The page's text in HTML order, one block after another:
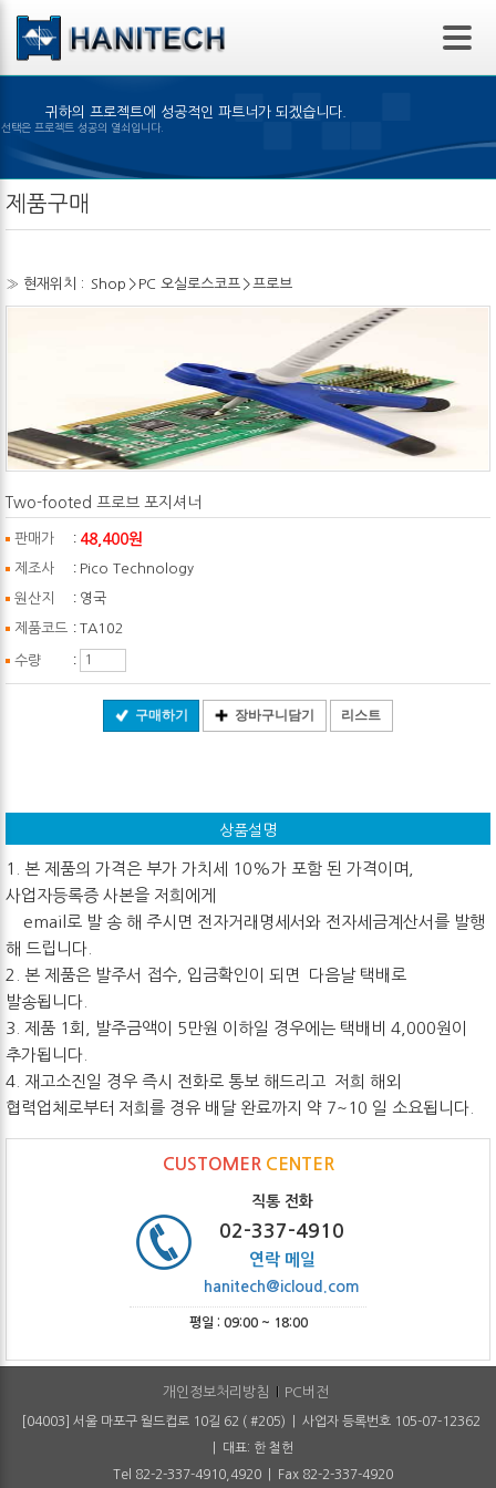
본문 바로가기
귀하의 프로젝트에 성공적인 파트너가 되겠습니다.
제품의 선택은 프로젝트 성공의 열쇠입니다.
제품구매
» 현재위치 : Shop > PC 오실로스코프 >프로브
Two-footed 프로브 포지셔너
판매가 : 48,400원
제조사 : Pico Technology
원산지 : 영국
제품코드 : TA102
수량 :
구매하기 장바구니담기 리스트
상품설명
1. 본 제품의 가격은 부가 가치세 10%가 포함 된 가격이며,
사업자등록증 사본을 저희에게
email로 발 송 해 주시면 전자거래명세서와 전자세금계산서를 발행
해 드립니다.
2. 본 제품은 발주서 접수, 입금확인이 되면 다음날 택배로
발송됩니다.
3. 제품 1회, 발주금액이 5만원 이하일 경우에는 택배비 4,000원이
추가됩니다.
4. 재고소진일 경우 즉시 전화로 통보 해드리고 저희 해외
협력업체로부터 저희를 경유 배달 완료까지 약 7~10 일 소요됩니다.
CUSTOMER CENTER
직통 전화
02-337-4910
연락 메일
hanitech@icloud.com
평일 : 09:00 ~ 18:00
개인정보처리방침 PC버전
[04003] 서울 마포구 월드컵로 10길 62 ( #205) | 사업자 등록번호 105-07-12362
| 대표: 한 철헌
Tel 82-2-337-4910,4920 | Fax 82-2-337-4920